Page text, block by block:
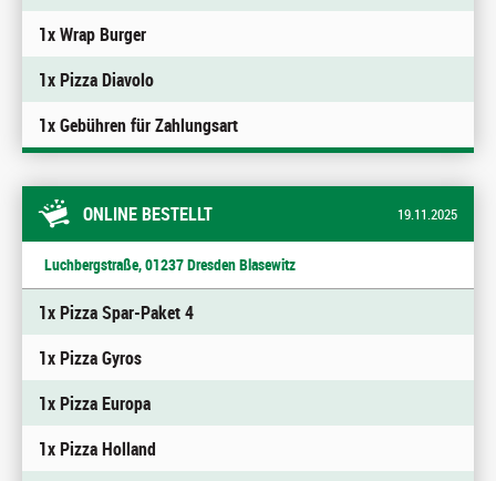
1x Wrap Burger
1x Pizza Diavolo
1x Gebühren für Zahlungsart
ONLINE BESTELLT 19.11.2025
Luchbergstraße, 01237 Dresden Blasewitz
1x Pizza Spar-Paket 4
1x Pizza Gyros
1x Pizza Europa
1x Pizza Holland